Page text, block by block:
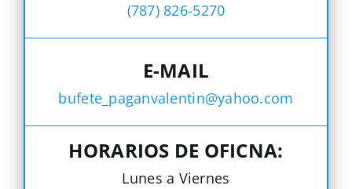
(787) 826-5270
E-MAIL
bufete_paganvalentin@yahoo.com
HORARIOS DE OFICNA:
Lunes a Viernes